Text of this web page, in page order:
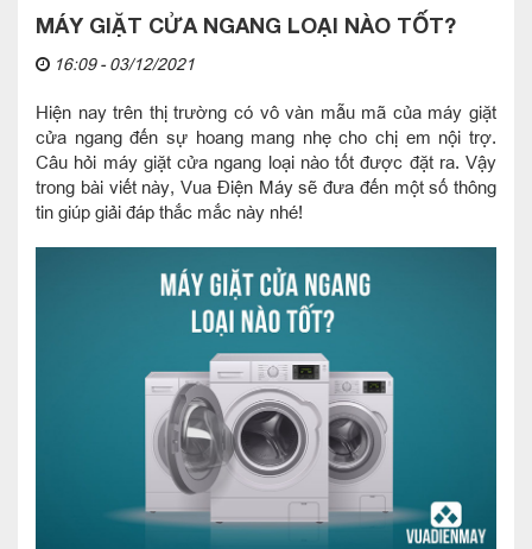
MÁY GIẶT CỬA NGANG LOẠI NÀO TỐT?
16:09 - 03/12/2021
Hiện nay trên thị trường có vô vàn mẫu mã của máy giặt
cửa ngang đến sự hoang mang nhẹ cho chị em nội trợ.
Câu hỏi máy giặt cửa ngang loại nào tốt được đặt ra. Vậy
trong bài viết này, Vua Điện Máy sẽ đưa đến một số thông
tin giúp giải đáp thắc mắc này nhé!